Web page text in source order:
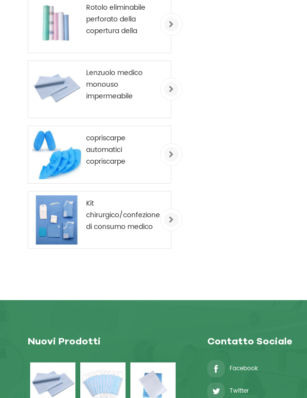
Rotolo eliminabile
perforato della
copertura della
delle lenzuola
PE
Lenzuolo medico
monouso
impermeabile
copriscarpe
automatici
copriscarpe
getta non tessuto
Kit
chirurgico/confezione
di consumo medico
Nuovi Prodotti Contatto Sociale
Facebook
Twitter